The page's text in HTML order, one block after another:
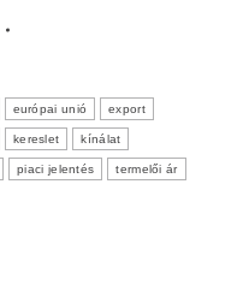
európai unió export
kereslet kínálat
piaci jelentés termelői ár